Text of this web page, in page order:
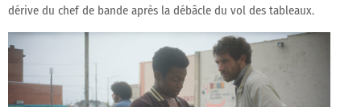
dérive du chef de bande après la débâcle du vol des tableaux.